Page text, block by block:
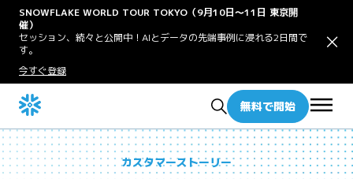
SNOWFLAKE WORLD TOUR TOKYO（9月10日〜11日 東京開
催）
セッション、続々と公開中！AIとデータの先端事例に浸れる2日間で
す。
今すぐ登録
無料で開始
カスタマーストーリー